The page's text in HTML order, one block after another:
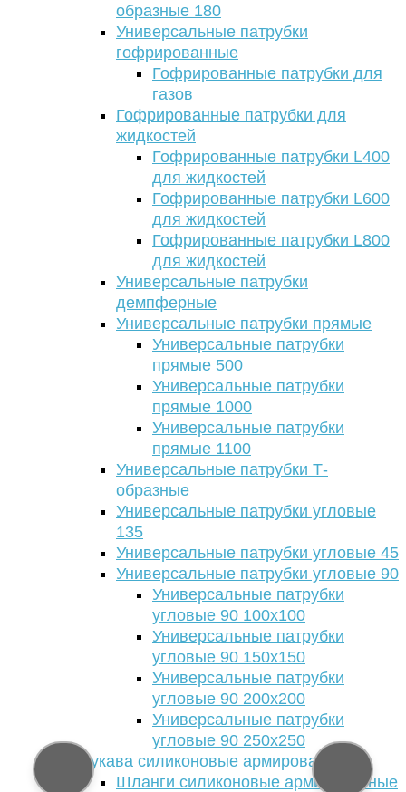
образные 180
Универсальные патрубки
гофрированные
Гофрированные патрубки для
газов
Гофрированные патрубки для
жидкостей
Гофрированные патрубки L400
для жидкостей
Гофрированные патрубки L600
для жидкостей
Гофрированные патрубки L800
для жидкостей
Универсальные патрубки
демпферные
Универсальные патрубки прямые
Универсальные патрубки
прямые 500
Универсальные патрубки
прямые 1000
Универсальные патрубки
прямые 1100
Универсальные патрубки Т-
образные
Универсальные патрубки угловые
135
Универсальные патрубки угловые 45
Универсальные патрубки угловые 90
Универсальные патрубки
угловые 90 100х100
Универсальные патрубки
угловые 90 150х150
Универсальные патрубки
угловые 90 200х200
Универсальные патрубки
угловые 90 250х250
Рукава силиконовые армированные
Шланги силиконовые армированные